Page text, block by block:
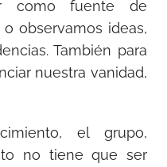
como fuente de
observamos ideas,
También para
nuestra vanidad,
el grupo,
no tiene que ser